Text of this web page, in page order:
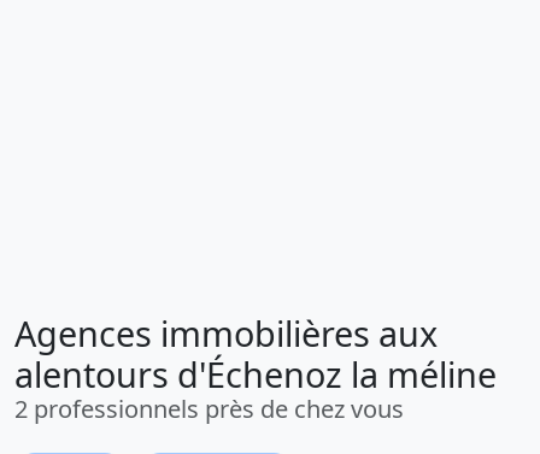
Agences immobilières aux
alentours d'Échenoz la méline
2 professionnels près de chez vous